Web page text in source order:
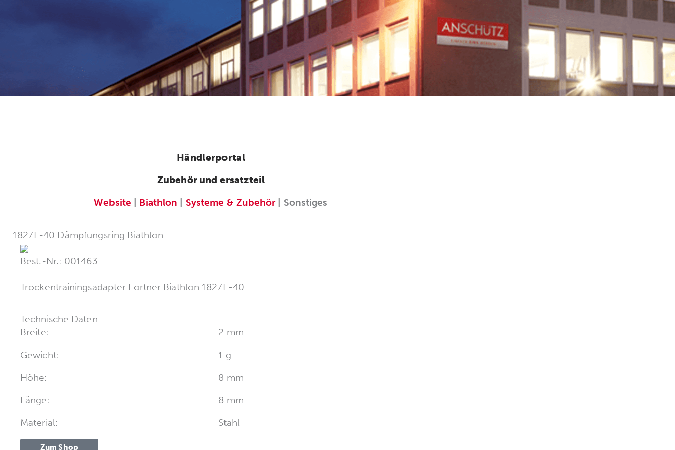
Händlerportal
Zubehör und ersatzteil
Website | Biathlon | Systeme & Zubehör| Sonstiges
1827F-40 Dämpfungsring Biathlon
Best.-Nr.: 001463
Trockentrainingsadapter Fortner Biathlon 1827F-40
Technische Daten
Breite:
2 mm
Gewicht:
1 g
Höhe:
8 mm
Länge:
8 mm
Material:
Stahl
Zum Shop